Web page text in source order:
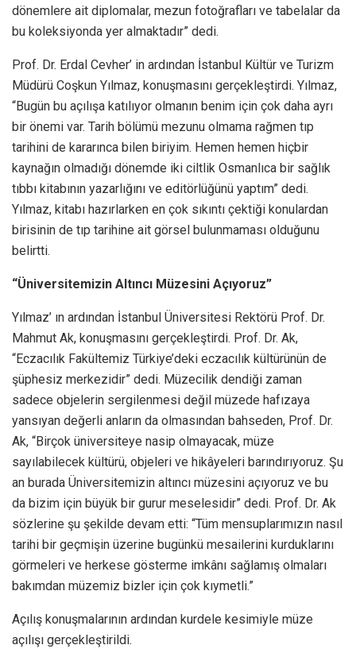
dönemlere ait diplomalar, mezun fotoğrafları ve tabelalar da
bu koleksiyonda yer almaktadır” dedi.
Prof. Dr. Erdal Cevher’ in ardından İstanbul Kültür ve Turizm
Müdürü Coşkun Yılmaz, konuşmasını gerçekleştirdi. Yılmaz,
“Bugün bu açılışa katılıyor olmanın benim için çok daha ayrı
bir önemi var. Tarih bölümü mezunu olmama rağmen tıp
tarihini de kararınca bilen biriyim. Hemen hemen hiçbir
kaynağın olmadığı dönemde iki ciltlik Osmanlıca bir sağlık
tıbbı kitabının yazarlığını ve editörlüğünü yaptım” dedi.
Yılmaz, kitabı hazırlarken en çok sıkıntı çektiği konulardan
birisinin de tıp tarihine ait görsel bulunmaması olduğunu
belirtti.
“Üniversitemizin Altıncı Müzesini Açıyoruz”
Yılmaz’ ın ardından İstanbul Üniversitesi Rektörü Prof. Dr.
Mahmut Ak, konuşmasını gerçekleştirdi. Prof. Dr. Ak,
“Eczacılık Fakültemiz Türkiye’deki eczacılık kültürünün de
şüphesiz merkezidir” dedi. Müzecilik dendiği zaman
sadece objelerin sergilenmesi değil müzede hafızaya
yansıyan değerli anların da olmasından bahseden, Prof. Dr.
Ak, “Birçok üniversiteye nasip olmayacak, müze
sayılabilecek kültürü, objeleri ve hikâyeleri barındırıyoruz. Şu
an burada Üniversitemizin altıncı müzesini açıyoruz ve bu
da bizim için büyük bir gurur meselesidir” dedi. Prof. Dr. Ak
sözlerine şu şekilde devam etti: “Tüm mensuplarımızın nasıl
tarihi bir geçmişin üzerine bugünkü mesailerini kurduklarını
görmeleri ve herkese gösterme imkânı sağlamış olmaları
bakımdan müzemiz bizler için çok kıymetli.”
Açılış konuşmalarının ardından kurdele kesimiyle müze
açılışı gerçekleştirildi.